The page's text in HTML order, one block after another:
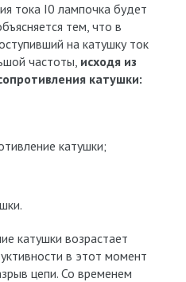
тока I0 лампочка будет
тем, что в
на катушку ток
частоты, исходя из
катушки:
катушки;
катушки возрастает
в этот момент
цепи. Со временем